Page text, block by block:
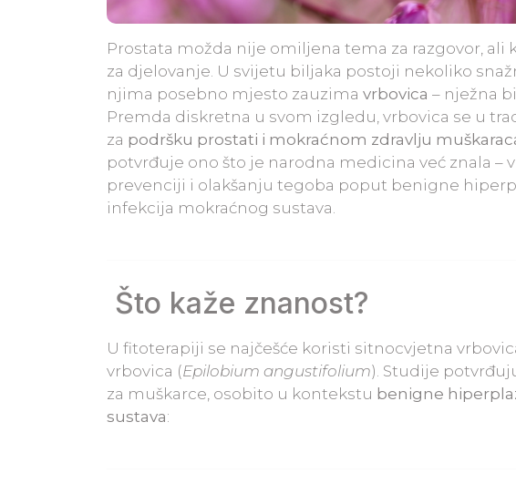
Prostata možda nije omiljena tema za razgovor, ali
za djelovanje. U svijetu biljaka postoji nekoliko
njima posebno mjesto zauzima vrbovica – nježna
Premda diskretna u svom izgledu, vrbovica se u
za podršku prostati i mokraćnom zdravlju
potvrđuje ono što je narodna medicina već znala –
prevenciji i olakšanju tegoba poput benigne
infekcija mokraćnog sustava.
Što kaže znanost?
U fitoterapiji se najčešće koristi sitnocvjetna
vrbovica (Epilobium angustifolium). Studije
za muškarce, osobito u kontekstu benigne
sustava: